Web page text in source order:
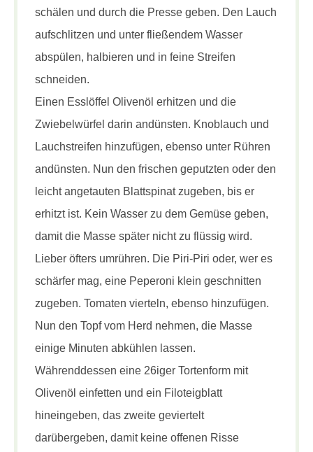
schälen und durch die Presse geben. Den Lauch
aufschlitzen und unter fließendem Wasser
abspülen, halbieren und in feine Streifen
schneiden.
Einen Esslöffel Olivenöl erhitzen und die
Zwiebelwürfel darin andünsten. Knoblauch und
Lauchstreifen hinzufügen, ebenso unter Rühren
andünsten. Nun den frischen geputzten oder den
leicht angetauten Blattspinat zugeben, bis er
erhitzt ist. Kein Wasser zu dem Gemüse geben,
damit die Masse später nicht zu flüssig wird.
Lieber öfters umrühren. Die Piri-Piri oder, wer es
schärfer mag, eine Peperoni klein geschnitten
zugeben. Tomaten vierteln, ebenso hinzufügen.
Nun den Topf vom Herd nehmen, die Masse
einige Minuten abkühlen lassen.
Währenddessen eine 26iger Tortenform mit
Olivenöl einfetten und ein Filoteigblatt
hineingeben, das zweite geviertelt
darübergeben, damit keine offenen Risse